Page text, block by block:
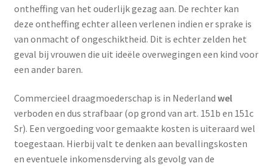
Wasbaar maandverband
Wasbare zoogcompressen
Yoni eggs
Diverse
ontheffing van het ouderlijk gezag aan. De rechter kan
deze ontheffing echter alleen verlenen indien er sprake is
van onmacht of ongeschiktheid. Dit is echter zelden het
geval bij vrouwen die uit ideële overwegingen een kind voor
een ander baren.
Commercieel draagmoederschap is in Nederland wel
verboden en dus strafbaar (op grond van art. 151b en 151c
Sr). Een vergoeding voor gemaakte kosten is uiteraard wel
toegestaan. Hierbij valt te denken aan bevallingskosten
en eventuele inkomensderving als gevolg van de